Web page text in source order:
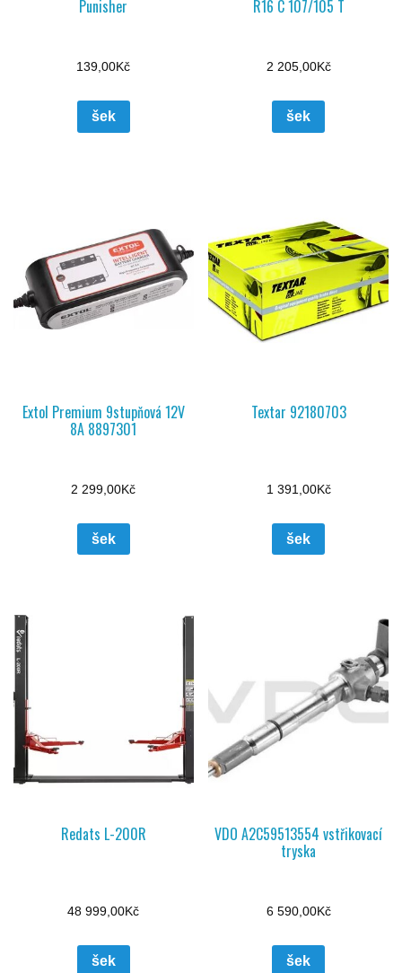
Punisher
139,00Kč
šek
R16 C 107/105 T
2 205,00Kč
šek
Extol Premium 9stupňová 12V
8A 8897301
2 299,00Kč
šek
Textar 92180703
1 391,00Kč
šek
Redats L-200R
48 999,00Kč
šek
VDO A2C59513554 vstřikovací
tryska
6 590,00Kč
šek